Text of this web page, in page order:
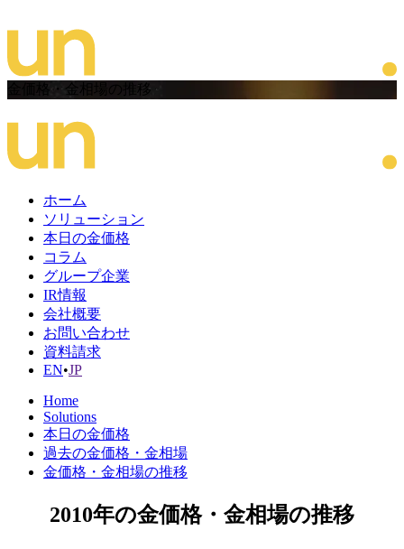
金価格・金相場の推移
ホーム
ソリューション
本日の金価格
コラム
グループ企業
IR情報
会社概要
お問い合わせ
資料請求
EN•JP
Home
Solutions
本日の金価格
過去の金価格・金相場
金価格・金相場の推移
2010年の金価格・金相場の推移